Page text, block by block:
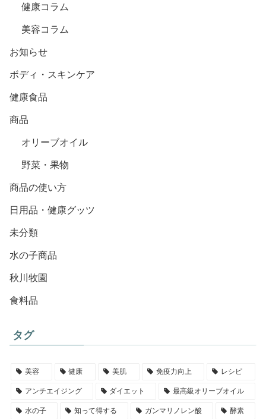
健康コラム
美容コラム
お知らせ
ボディ・スキンケア
健康食品
商品
オリーブオイル
野菜・果物
商品の使い方
日用品・健康グッツ
未分類
水の子商品
秋川牧園
食料品
タグ
美容 健康 美肌 免疫力向上 レシピ
アンチエイジング ダイエット 最高級オリーブオイル
水の子 知って得する ガンマリノレン酸 酵素